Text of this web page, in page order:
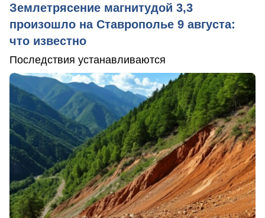
Землетрясение магнитудой 3,3
произошло на Ставрополье 9 августа:
что известно
Последствия устанавливаются